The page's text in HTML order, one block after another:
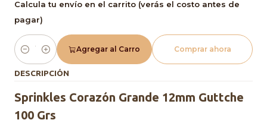
Calcula tu envío en el carrito (verás el costo antes de
pagar)
Cantidad
Agregar al Carro Comprar ahora
DESCRIPCIÓN
Sprinkles Corazón Grande 12mm Guttche
100 Grs